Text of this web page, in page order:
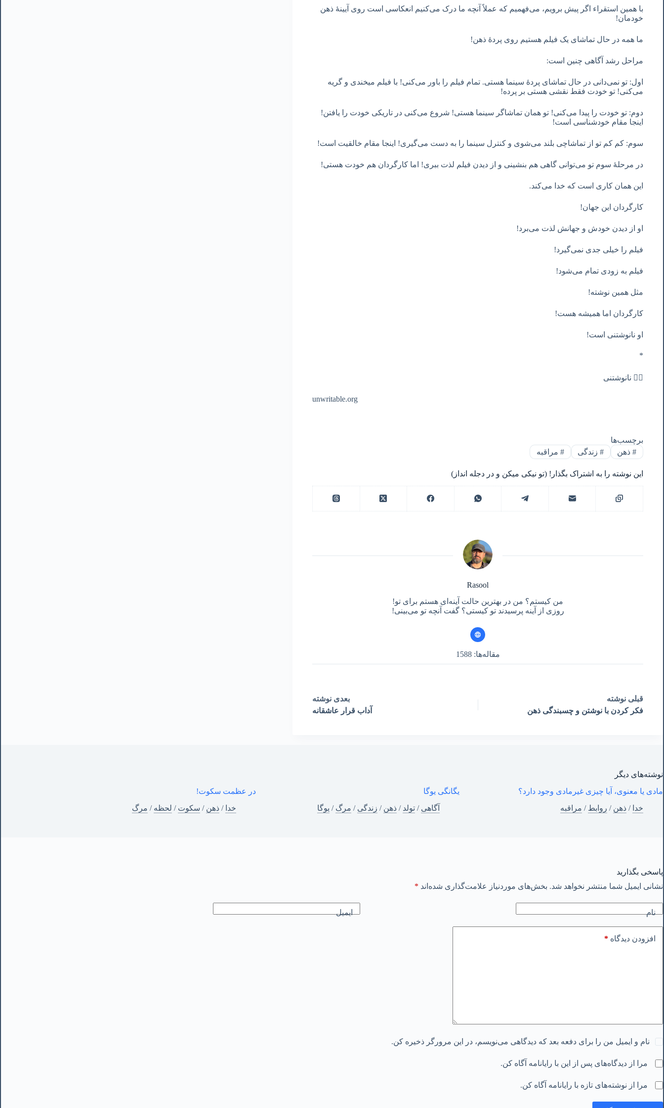
با همین استقراء اگر پیش برویم، می‌فهمیم که عملاً آنچه ما درک می‌کنیم انعکاسی است روی آیینۀ ذهن
خودمان!
ما همه در حال تماشای یک فیلم هستیم روی پردۀ ذهن!
مراحل رشد آگاهی چنین است:
اول: تو نمی‌دانی در حال تماشای پردۀ سینما هستی. تمام فیلم را باور می‌کنی! با فیلم میخندی و گریه
می‌کنی! تو خودت فقط نقشی هستی بر پرده!
دوم: تو خودت را پیدا می‌کنی! تو همان تماشاگر سینما هستی! شروع می‌کنی در تاریکی خودت را یافتن!
اینجا مقام خودشناسی است!
سوم: کم کم تو از تماشاچی بلند می‌شوی و کنترل سینما را به دست می‌گیری! اینجا مقام خالقیت است!
در مرحلۀ سوم تو می‌توانی گاهی هم بنشینی و از دیدن فیلم لذت ببری! اما کارگردان هم خودت هستی!
این همان کاری است که خدا می‌کند.
کارگردان این جهان!
او از دیدن خودش و جهانش لذت می‌برد!
فیلم را خیلی جدی نمی‌گیرد!
فیلم به زودی تمام می‌شود!
مثل همین نوشته!
کارگردان اما همیشه هست!
او نانوشتنی است!
*
✍🏻 نانوشتنی
unwritable.org
برچسب‌ها
#ذهن #زندگی #مراقبه
این نوشته را به اشتراک بگذار! (تو نیکی میکن و در دجله انداز)
Rasool
من کیستم؟ من در بهترین حالت آینه‌ای هستم برای تو!
روزی از آینه پرسیدند تو کیستی؟ گفت آنچه تو می‌بینی!
مقاله‌ها: 1588
قبلی نوشته
فکر کردن با نوشتن و چسبندگی ذهن
بعدی نوشته
آداب قرار عاشقانه
نوشته‌های‌ دیگر
مادی یا معنوی، آیا چیزی غیرمادی وجود دارد؟
خدا / ذهن / روابط / مراقبه
یگانگی یوگا
آگاهی / تولد / ذهن / زندگی / مرگ / یوگا
در عظمت سکوت!
خدا / ذهن / سکوت / لحظه / مرگ
پاسخی بگذارید
نشانی ایمیل شما منتشر نخواهد شد. بخش‌های موردنیاز علامت‌گذاری شده‌اند *
نام ایمیل
افزودن دیدگاه *
نام و ایمیل من را برای دفعه بعد که دیدگاهی می‌نویسم، در این مرورگر ذخیره کن.
مرا از دیدگاه‌های پس از این با رایانامه آگاه کن.
مرا از نوشته‌های تازه با رایانامه آگاه کن.